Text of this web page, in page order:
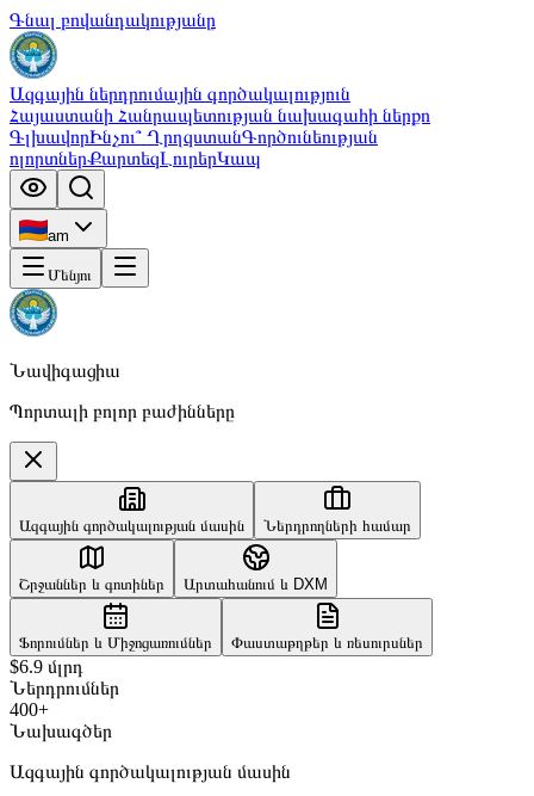
Գնալ բովանդակությանը
Ազգային ներդրումային գործակալություն
Հայաստանի Հանրապետության նախագահի ներքո
ԳլխավորԻնչու՞ ՂրղզստանԳործունեության
ոլորտներՔարտեզԼուրերԿապ
am
Մենյու
Նավիգացիա
Պորտալի բոլոր բաժինները
Ազգային գործակալության մասին Ներդրողների համար
Շրջաններ և գոտիներ Արտահանում և DXM
Ֆորումներ և Միջոցառումներ Փաստաթղթեր և ռեսուրսներ
$6.9 մլրդ
Ներդրումներ
400+
Նախագծեր
Ազգային գործակալության մասին